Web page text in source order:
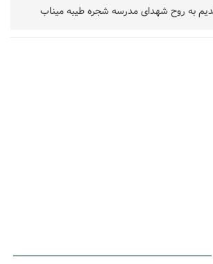
به روح شهدای مدرسه شجره طیبه میناب